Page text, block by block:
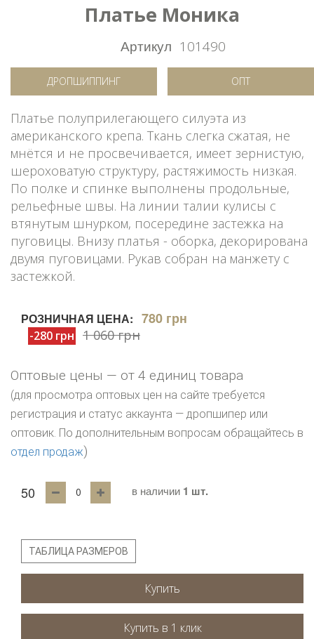
Платье Моника
Артикул 101490
ДРОПШИППИНГ ОПТ
Платье полуприлегающего силуэта из
американского крепа. Ткань слегка сжатая, не
мнётся и не просвечивается, имеет зернистую,
шероховатую структуру, растяжимость низкая.
По полке и спинке выполнены продольные,
рельефные швы. На линии талии кулисы с
втянутым шнурком, посередине застежка на
пуговицы. Внизу платья - оборка, декорирована
двумя пуговицами. Рукав собран на манжету с
застежкой.
РОЗНИЧНАЯ ЦЕНА: 780 грн
-280 грн 1 060 грн
Оптовые цены — от 4 единиц товара
(для просмотра оптовых цен на сайте требуется
регистрация и статус аккаунта — дропшипер или
оптовик. По дополнительным вопросам обращайтесь в
отдел продаж)
50 в наличии 1 шт.
ТАБЛИЦА РАЗМЕРОВ
Купить